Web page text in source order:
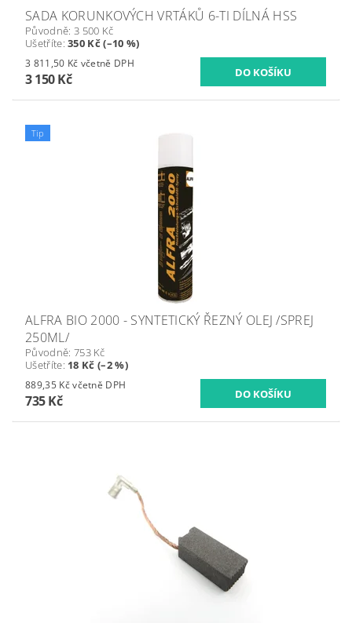
SADA KORUNKOVÝCH VRTÁKŮ 6-TI DÍLNÁ HSS
Původně: 3 500 Kč
Ušetříte:350 Kč (–10 %)
3 811,50 Kč včetně DPH
3 150 Kč
Tip
ALFRA BIO 2000 - SYNTETICKÝ ŘEZNÝ OLEJ /SPREJ
250ML/
Původně: 753 Kč
Ušetříte: 18 Kč (–2 %)
889,35 Kč včetně DPH
735 Kč